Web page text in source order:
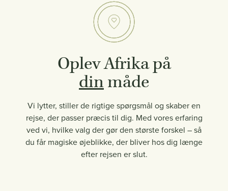
Oplev Afrika på
dinmåde
Vi lytter, stiller de rigtige spørgsmål og skaber en
rejse, der passer præcis til dig. Med vores erfaring
ved vi, hvilke valg der gør den største forskel – så
du får magiske øjeblikke, der bliver hos dig længe
efter rejsen er slut.